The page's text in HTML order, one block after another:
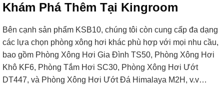
Khám Phá Thêm Tại Kingroom
Bên cạnh sản phẩm KSB10, chúng tôi còn cung cấp đa dạng
các lựa chọn phòng xông hơi khác phù hợp với mọi nhu cầu,
bao gồm Phòng Xông Hơi Gia Đình TS50, Phòng Xông Hơi
Khô KF6, Phòng Tắm Hơi SC30, Phòng Xông Hơi Ướt
DT447, và Phòng Xông Hơi Ướt Đá Himalaya M2H, v.v…